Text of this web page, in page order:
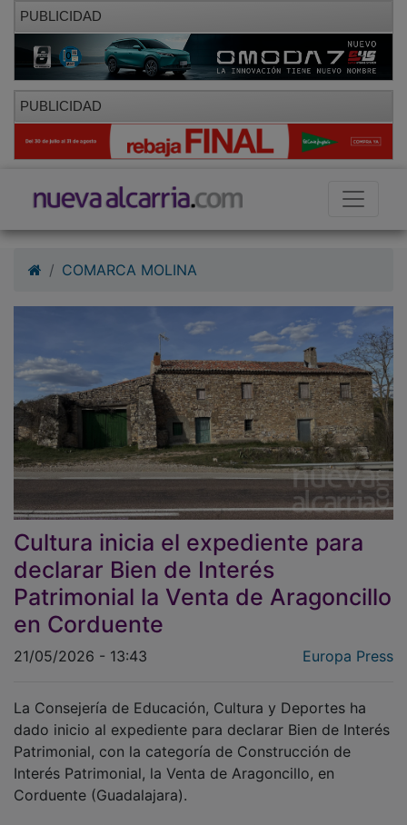
PUBLICIDAD
PUBLICIDAD
Cultura inicia el expediente para
declarar Bien de Interés
Patrimonial la Venta de Aragoncillo
en Corduente
dado inicio al expediente para declarar Bien de Interés
Patrimonial, con la categoría de Construcción de
Interés Patrimonial, la Venta de Aragoncillo, en
Corduente (Guadalajara).